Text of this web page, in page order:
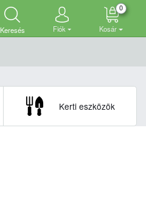
Keresés Fiók Kosár
0
Kerti eszközök